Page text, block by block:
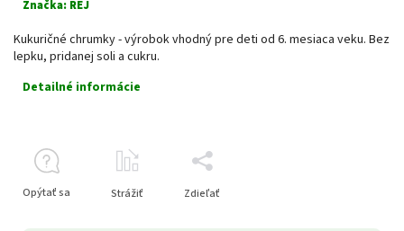
Značka: REJ
Kukuričné chrumky - výrobok vhodný pre deti od 6. mesiaca veku. Bez
lepku, pridanej soli a cukru.
Detailné informácie
Opýtať sa Strážiť Zdieľať